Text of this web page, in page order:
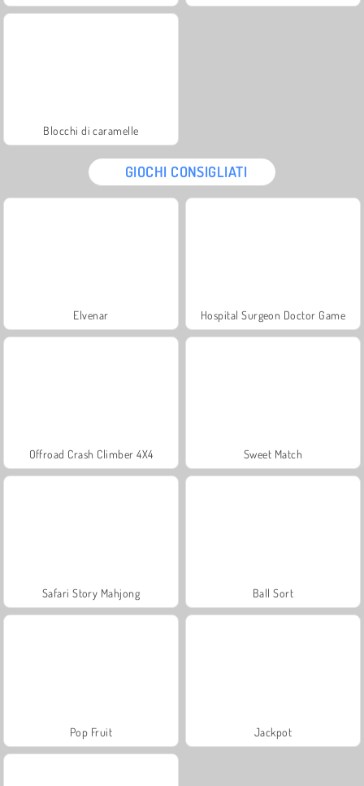
Blocchi di caramelle
GIOCHI CONSIGLIATI
Elvenar Hospital Surgeon Doctor Game
Offroad Crash Climber 4X4 Sweet Match
Safari Story Mahjong Ball Sort
Pop Fruit Jackpot